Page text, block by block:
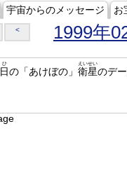
宇宙からのメッセージ お
< 1999年
日
ひ
の「あけぼの」 衛星
えいせい
のデ